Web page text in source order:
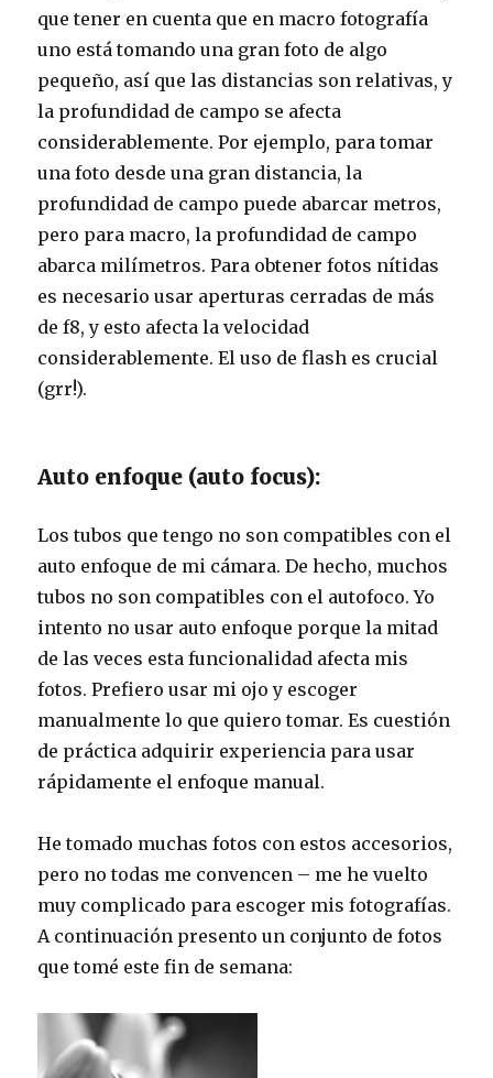
que tener en cuenta que en macro fotografía
uno está tomando una gran foto de algo
pequeño, así que las distancias son relativas, y
la profundidad de campo se afecta
considerablemente. Por ejemplo, para tomar
una foto desde una gran distancia, la
profundidad de campo puede abarcar metros,
pero para macro, la profundidad de campo
abarca milímetros. Para obtener fotos nítidas
es necesario usar aperturas cerradas de más
de f8, y esto afecta la velocidad
considerablemente. El uso de flash es crucial
(grr!).
Auto enfoque (auto focus):
Los tubos que tengo no son compatibles con el
auto enfoque de mi cámara. De hecho, muchos
tubos no son compatibles con el autofoco. Yo
intento no usar auto enfoque porque la mitad
de las veces esta funcionalidad afecta mis
fotos. Prefiero usar mi ojo y escoger
manualmente lo que quiero tomar. Es cuestión
de práctica adquirir experiencia para usar
rápidamente el enfoque manual.
He tomado muchas fotos con estos accesorios,
pero no todas me convencen – me he vuelto
muy complicado para escoger mis fotografías.
A continuación presento un conjunto de fotos
que tomé este fin de semana: